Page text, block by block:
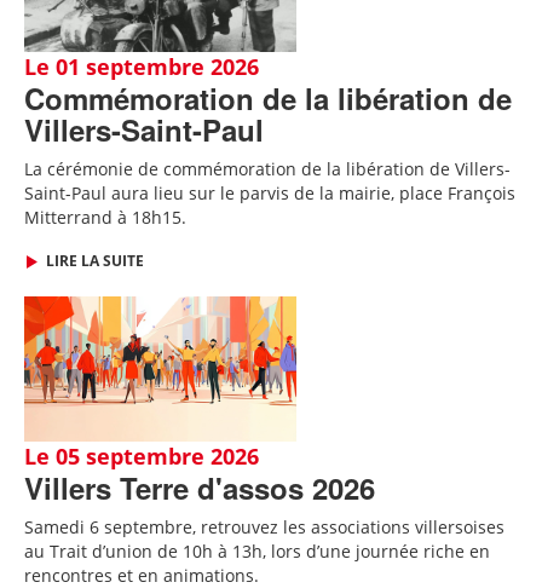
Le 01 septembre 2026
Commémoration de la libération de
Villers-Saint-Paul
La cérémonie de commémoration de la libération de Villers-
Saint-Paul aura lieu sur le parvis de la mairie, place François
Mitterrand à 18h15.
LIRE LA SUITE
Le 05 septembre 2026
Villers Terre d'assos 2026
Samedi 6 septembre, retrouvez les associations villersoises
au Trait d’union de 10h à 13h, lors d’une journée riche en
rencontres et en animations.